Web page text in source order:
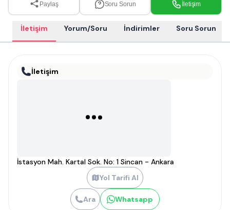
Paylaş Soru Sorun İletişim
İletişim Yorum/Soru İndirimler Soru Sorun
İletişim
İstasyon Mah. Kartal Sok. No: 1 Sincan - Ankara
Yol Tarifi Al
Ara Whatsapp